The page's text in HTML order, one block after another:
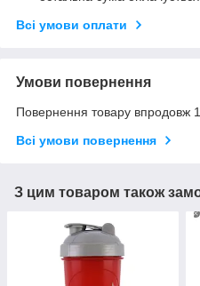
Всі умови оплати
Умови повернення
Повернення товару впродовж
Всі умови повернення
З цим товаром також